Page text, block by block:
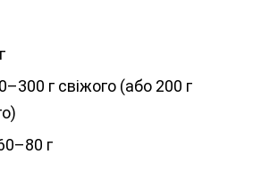
г свіжого (або 200 г
г